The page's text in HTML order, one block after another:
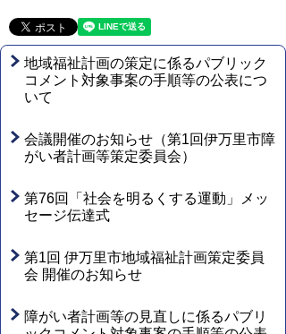
地域福祉計画の策定に係るパブリック
コメント対象事案の手順等の公表につ
いて
会議開催のお知らせ（第1回伊万里市障
がい者計画等策定委員会）
第76回「社会を明るくする運動」メッ
セージ伝達式
第1回 伊万里市地域福祉計画策定委員
会 開催のお知らせ
障がい者計画等の見直しに係るパブリ